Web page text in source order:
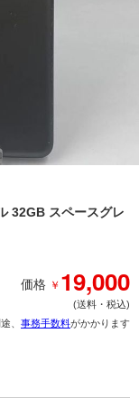
32GB スペースグレ
価格 ￥ 19,000
(送料・税込)
、 事務手数料がかかります